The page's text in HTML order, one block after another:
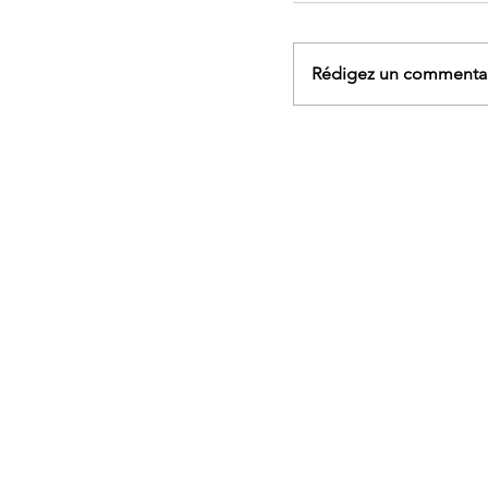
Rédigez un